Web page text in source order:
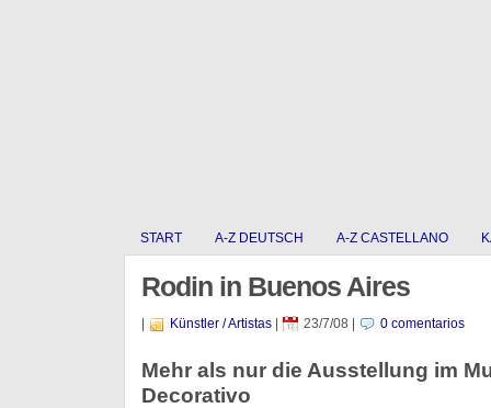
START A-Z DEUTSCH A-Z CASTELLANO
Rodin in Buenos Aires
Künstler / Artistas| 23/7/08 0 comentarios
Mehr als nur die Ausstellung im
Decorativo